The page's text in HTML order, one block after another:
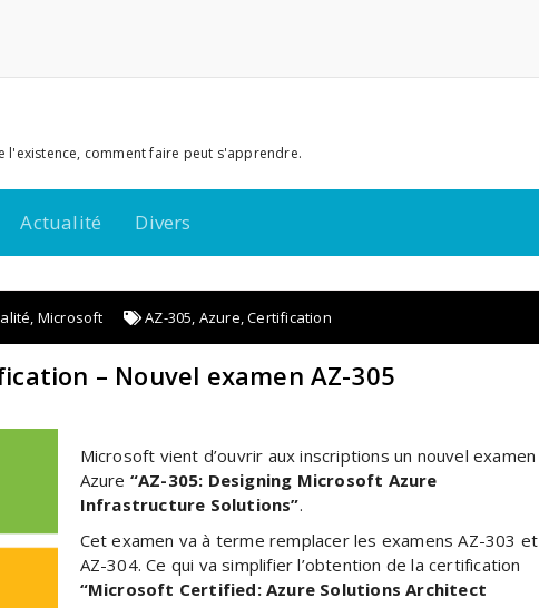
l'existence, comment faire peut s'apprendre.
Actualité Divers
, Microsoft AZ-305, Azure,Certification
– Nouvel examen AZ-305
Microsoft vient d’ouvrir aux inscriptions un nouvel examen
Azure “AZ-305: Designing Microsoft Azure
Infrastructure Solutions”.
Cet examen va à terme remplacer les examens AZ-303 et
AZ-304. Ce qui va simplifier l’obtention de la certification
“Microsoft Certified: Azure Solutions Architect